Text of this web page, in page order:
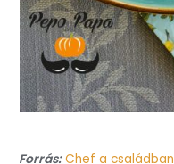
Forrás: Chef a családban